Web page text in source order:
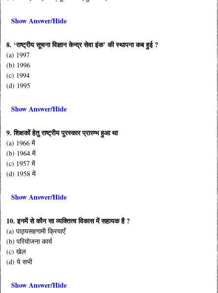
Show Answer/Hide
8. ‘राष्ट्रीय सूचना विज्ञान केन्द्र सेवा इंक’ की स्थापना कब हुई ?
(a) 1997
(b) 1996
(c) 1994
(d) 1995
Show Answer/Hide
9. शिक्षकों हेतु राष्ट्रीय पुरस्कार प्रारम्भ हुआ था
(a) 1966 में
(b) 1964 में
(c) 1957 में
(d) 1958 में
Show Answer/Hide
10. इनमें से कौन सा व्यक्तित्व विकास में सहायक है ?
(a) पाठ्यसहगामी क्रियाएँ
(b) परियोजना कार्य
(c) खेल
(d) ये सभी
Show Answer/Hide